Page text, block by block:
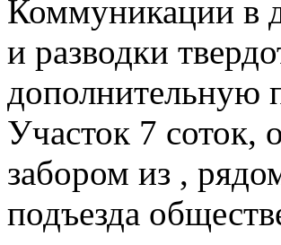
Коммуникации в
и разводки
дополнительную
Участок 7 соток,
забором из ,
подъезда